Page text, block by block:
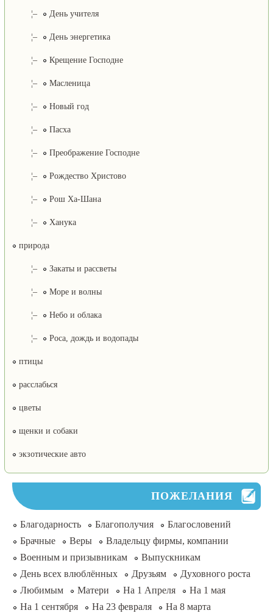
¦– День учителя
¦– День энергетика
¦– Крещение Господне
¦– Масленица
¦– Новый год
¦– Пасха
¦– Преображение Господне
¦– Рождество Христово
¦– Рош Ха-Шана
¦– Ханука
природа
¦– Закаты и рассветы
¦– Море и волны
¦– Небо и облака
¦– Роса, дождь и водопады
птицы
расслабься
цветы
щенки и собаки
экзотические авто
ПОЖЕЛАНИЯ
Благодарность Благополучия
Благословений
Брачные
Веры
Владельцу фирмы, компании
Военным и призывникам
Выпускникам
День всех влюблённых
Друзьям
Духовного роста
Любимым
Матери На 1 Апреля
На 1 мая
На 1 сентября
На 23 февраля
На 8 марта